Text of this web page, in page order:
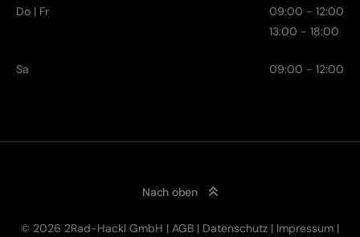
Do | Fr
09:00 - 12:00
13:00 - 18:00
Sa 09:00 - 12:00
Nach oben
© 2026 2Rad-Hackl GmbH | AGB | Datenschutz | Impressum |